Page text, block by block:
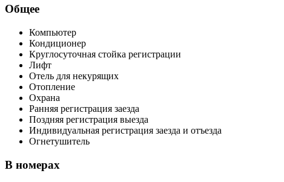
Общее
Компьютер
Кондиционер
Круглосуточная стойка регистрации
Лифт
Отель для некурящих
Отопление
Охрана
Ранняя регистрация заезда
Поздняя регистрация выезда
Индивидуальная регистрация заезда и отъезда
Огнетушитель
В номерах